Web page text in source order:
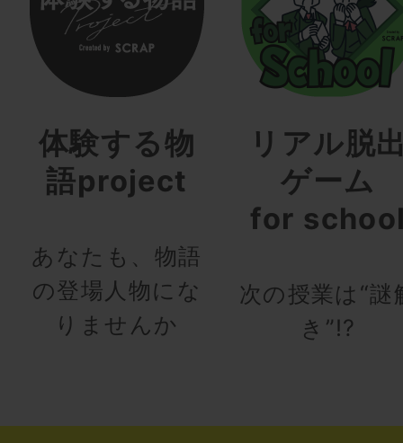
体験する物
語project
あなたも、物語
の登場人物にな
りませんか
リアル脱
ゲーム
for
次の授業は“謎
き”!?